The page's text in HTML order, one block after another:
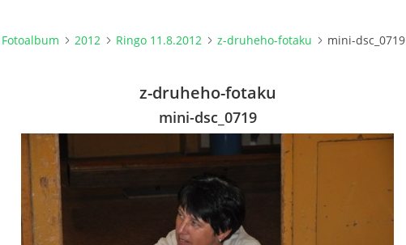
Fotoalbum 2012 Ringo 11.8.2012 z-druheho-fotaku mini-dsc_0719
z-druheho-fotaku
mini-dsc_0719